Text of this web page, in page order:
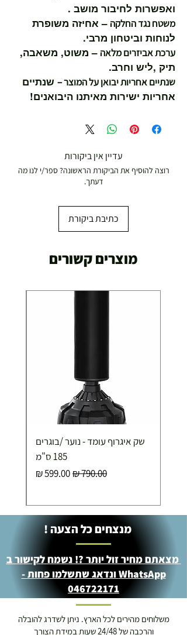
ואפשרות לחיבור מושב .
משטח נגד החלקה – אחיזה משופרת
לנוחות וביטחון מרבי.
ערכת אביזרים מלאה – משוט, משאבה,
תיק ,ליש וחרב.
שנתיים אחריות יבואן על המוצר – שנתיים
אחריות ישירות מאיתנו היבואנים!
עדיין אין ביקורות
רוצה להוסיף את הביקורת הראשונה? ספר/י לנו מה
דעתך.
כתיבת ביקורת
מוצרים קשורים
שק איגרוף עומד - נוער /בוגרים
185 ס"מ
מחיר רגילמחיר מבצע
מנצחים כל הצעה !
מצאתם מחיר זול יותר ?! נשמח לקישור ב
WhatsApp ונדאג שתשלמו פחות -
046722171
משלוחים מהירים לכל הארץ. ניתן לשדרג להובלה
והרכבה של 24/48 שעות במידת הצורך